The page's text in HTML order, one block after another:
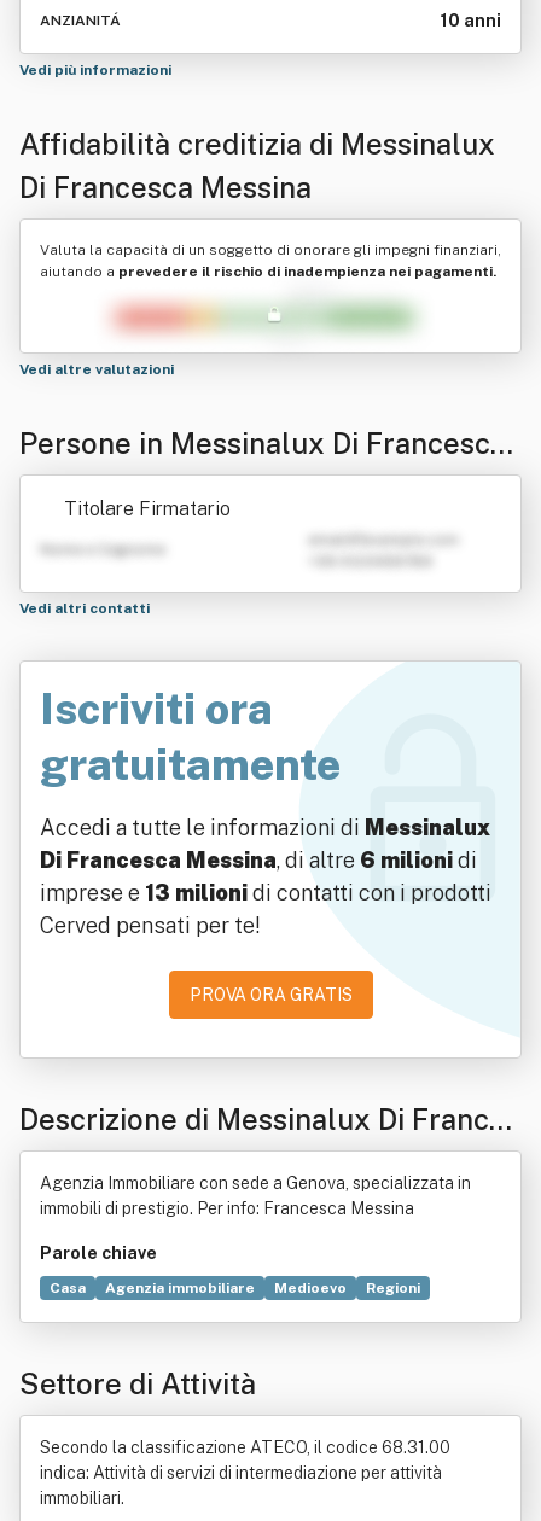
ANZIANITÁ 10 anni
Vedi più informazioni
Affidabilità creditizia di Messinalux
Di Francesca Messina
Valuta la capacità di un soggetto di onorare gli impegni finanziari,
aiutando a prevedere il rischio di inadempienza nei pagamenti.
Vedi altre valutazioni
Persone in Messinalux Di Francesca
Messina
Titolare Firmatario
Nome e Cognome
Vedi altri contatti
Iscriviti ora
gratuitamente
Accedi a tutte le informazioni di Messinalux
Di Francesca Messina, di altre 6 milionidi
imprese e 13 milionidi contatti con i prodotti
Cerved pensati per te!
PROVA ORA GRATIS
Descrizione di Messinalux Di Frances
ca Messina
Agenzia Immobiliare con sede a Genova, specializzata in
immobili di prestigio. Per info: Francesca Messina
Parole chiave
Casa Agenzia immobiliare Medioevo
Regioni
Settore di Attività
Secondo la classificazione ATECO, il codice 68.31.00
indica: Attività di servizi di intermediazione per attività
immobiliari.